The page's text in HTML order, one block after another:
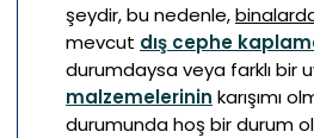
şeydir, bu nedenle,
mevcut dış cephe
durumdaysa veya farklı bir
malzemelerinin karışımı
durumunda hoş bir durum